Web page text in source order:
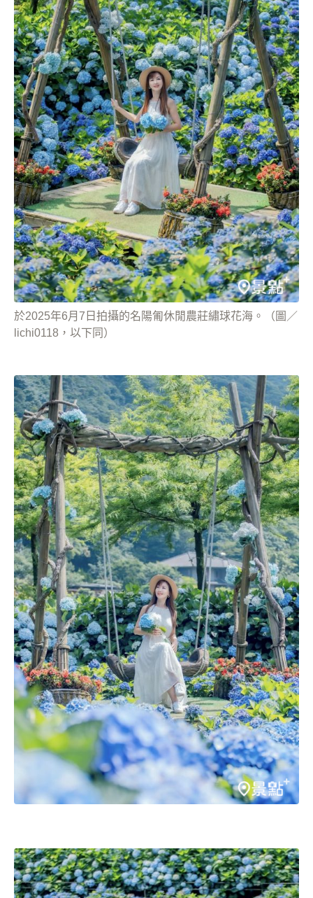
於2025年6月7日拍攝的名陽匍休閒農莊繡球花海。（圖／
lichi0118，以下同）